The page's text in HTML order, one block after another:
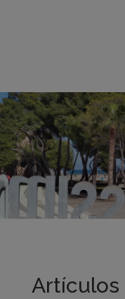
Artículos